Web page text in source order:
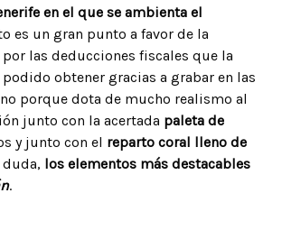
en el que se ambienta el
es un gran punto a favor de la
las deducciones fiscales que la
obtener gracias a grabar en las
porque dota de mucho realismo al
junto con la acertada paleta de
y junto con el reparto coral lleno de
los elementos más destacables
.